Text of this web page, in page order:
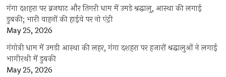
गंगा दशहरा पर ब्रजघाट और तिगरी धाम में उमड़े श्रद्धालु, आस्था की लगाई
डुबकी; भारी वाहनों की हाईवे पर नो एंट्री
May 25, 2026
गंगोत्री धाम में उमड़ी आस्था की लहर, गंगा दशहरा पर हजारों श्रद्धालुओं ने लगाई
भागीरथी में डुबकी
May 25, 2026